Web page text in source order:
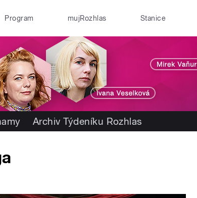
Program mujRozhlas Stanice
Archiv Týdeníku Rozhlas